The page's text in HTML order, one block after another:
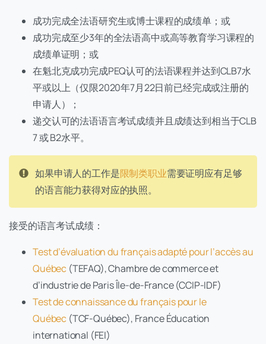
成功完成全法语研究生或博士课程的成绩单；或
成功完成至少3年的全法语高中或高等教育学习课程的
成绩单证明；或
在魁北克成功完成PEQ认可的法语课程并达到CLB7水
平或以上（仅限2020年7月22日前已经完成或注册的
申请人）；
递交认可的法语语言考试成绩并且成绩达到相当于CLB
7 或 B2水平。
如果申请人的工作是限制类职业需要证明应有足够
的语言能力获得对应的执照。
接受的语言考试成绩：
Test d’évaluation du français adapté pour l’accès au
Québec (TEFAQ), Chambre de commerce et
d’industrie de Paris Île-de-France (CCIP-IDF)
Test de connaissance du français pour le
Québec (TCF-Québec), France Éducation
international (FEI)